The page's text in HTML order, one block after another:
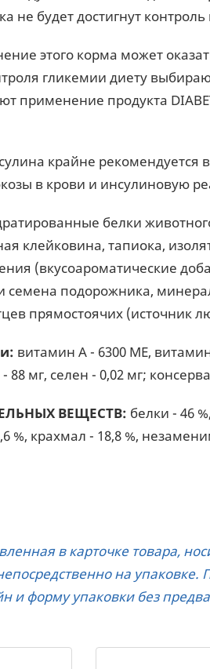
не будет достигнут
этого корма может
гликемии диету
применение продукта
крайне
в крови и инсулиновую
белки
клейковина, тапиока,
(вкусоароматические
семена подорожника,
прямостоячих (источник
витамин A - 6300 ME,
88 мг, сeлeн - 0,02 мг;
ВЕЩЕСТВ: белки - 46
%, крахмал - 18,8 %,
в карточке товара,
на
и форму упаковки без